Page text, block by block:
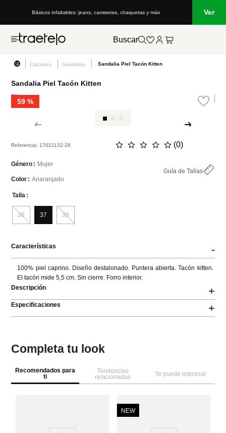
Básicos infaltables: jeans, camisetas, chaquetas y más Lo que
Ver
Buscar
Calzados Sandalias Sandalia Piel Tacón Kitten
Sandalia Piel Tacón Kitten
59 %
Referencia: 17021132-28 ☆ ☆ ☆ ☆ ☆ (0)
Género
Mujer
Guía de Tallas
Color
Anaranjado
Talla
36 37 38
Características -
100% piel caprino. Diseño destalonado. Puntera abierta. Tacón kitten.
El tacón mide 5,5 cm. Sin cierre. Forro interior.
Descripción
+
Especificaciones +
Completa tu look
Recomendados para
ti
Tendencias
relacionadas
Te puede interesar
NEW